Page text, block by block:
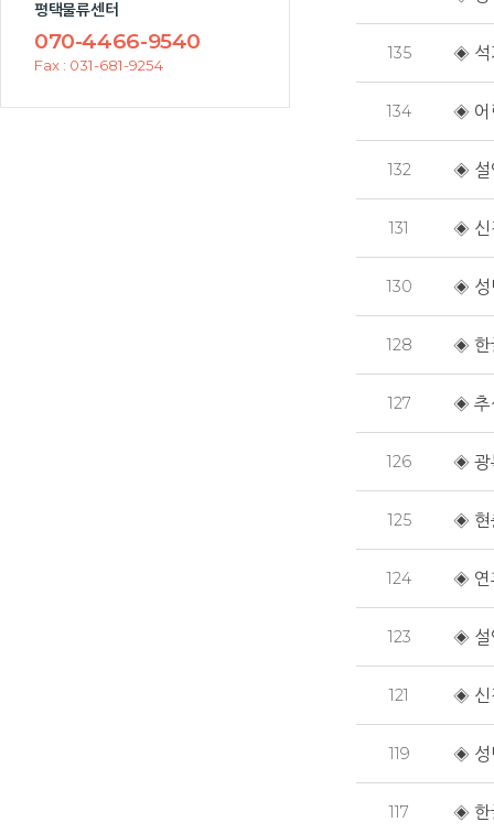
평택물류센터
070-4466-9540
Fax : 031-681-9254
135 ◈ 석
134 ◈ 어
132 ◈ 설
131 ◈ 신
130 ◈ 성
128 ◈ 한
127 ◈ 추
126 ◈ 광
125 ◈ 현
124 ◈ 연
123 ◈ 설
121 ◈ 신
119 ◈ 성
117 ◈ 한